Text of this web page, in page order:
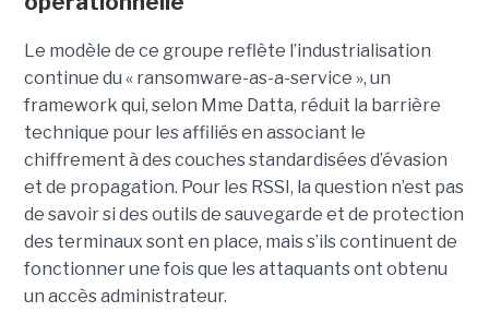
Le modèle de ce groupe reflète l’industrialisation
continue du « ransomware-as-a-service », un
framework qui, selon Mme Datta, réduit la barrière
technique pour les affiliés en associant le
chiffrement à des couches standardisées d’évasion
et de propagation. Pour les RSSI, la question n’est pas
de savoir si des outils de sauvegarde et de protection
des terminaux sont en place, mais s’ils continuent de
fonctionner une fois que les attaquants ont obtenu
un accès administrateur.